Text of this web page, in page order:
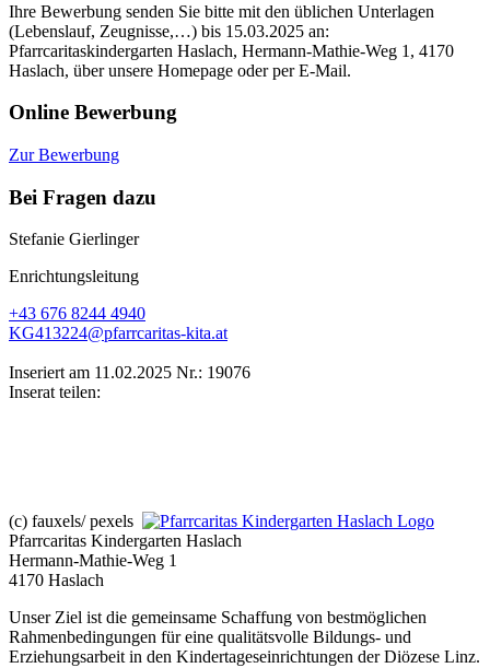
Ihre Bewerbung senden Sie bitte mit den üblichen Unterlagen
(Lebenslauf, Zeugnisse,…) bis 15.03.2025 an:
Pfarrcaritaskindergarten Haslach, Hermann-Mathie-Weg 1, 4170
Haslach, über unsere Homepage oder per E-Mail.
Online Bewerbung
Zur Bewerbung
Bei Fragen dazu
Stefanie Gierlinger
Enrichtungsleitung
+43 676 8244 4940
KG413224@pfarrcaritas-kita.at
Inseriert am 11.02.2025 Nr.: 19076
Inserat teilen:
(c) fauxels/ pexels
Pfarrcaritas Kindergarten Haslach
Hermann-Mathie-Weg 1
4170 Haslach
Unser Ziel ist die gemeinsame Schaffung von bestmöglichen
Rahmenbedingungen für eine qualitätsvolle Bildungs- und
Erziehungsarbeit in den Kindertageseinrichtungen der Diözese Linz.